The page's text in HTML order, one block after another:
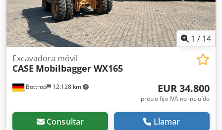
1 / 14
Bottrop 12.128 km
Excavadora móvil
CASE Mobilbagger WX165
EUR 34.800
precio fijo IVA no incluído
Consultar Llamar